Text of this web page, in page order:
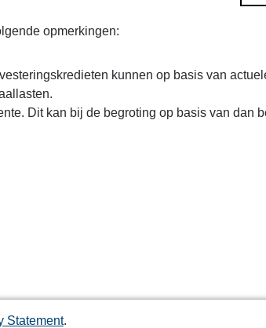
opmerkingen:
kunnen op basis van
Dit kan bij de begroting op basis van dan
Statement.